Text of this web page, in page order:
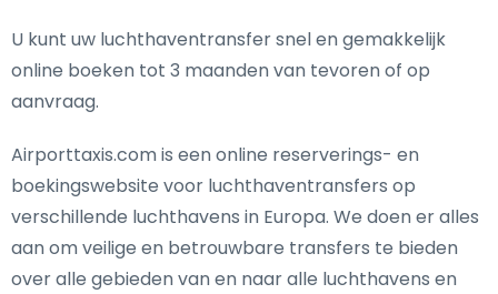
U kunt uw luchthaventransfer snel en gemakkelijk
online boeken tot 3 maanden van tevoren of op
aanvraag.
Airporttaxis.com is een online reserverings- en
boekingswebsite voor luchthaventransfers op
verschillende luchthavens in Europa. We doen er alles
aan om veilige en betrouwbare transfers te bieden
over alle gebieden van en naar alle luchthavens en